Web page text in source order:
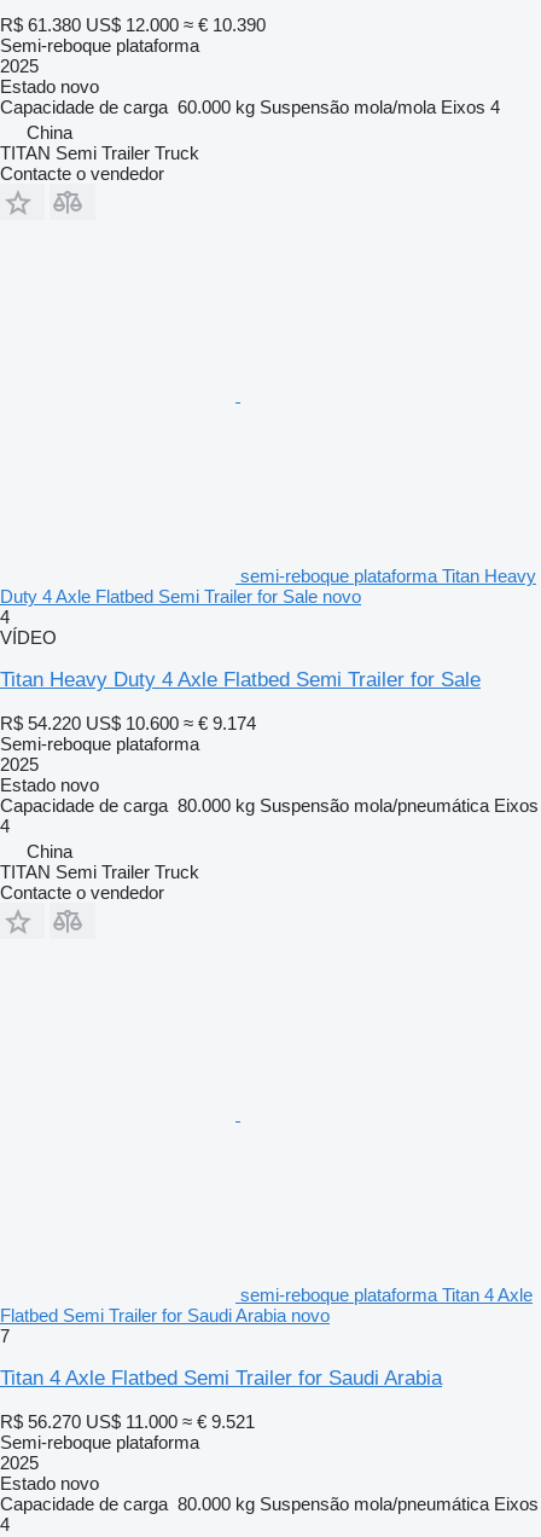
R$ 61.380 US$ 12.000 ≈ € 10.390
Semi-reboque plataforma
2025
Estado novo
Capacidade de carga 60.000 kg Suspensão mola/mola Eixos 4
China
TITAN Semi Trailer Truck
Contacte o vendedor
semi-reboque plataforma Titan Heavy
Duty 4 Axle Flatbed Semi Trailer for Sale novo
4
VÍDEO
Titan Heavy Duty 4 Axle Flatbed Semi Trailer for Sale
R$ 54.220 US$ 10.600 ≈ € 9.174
Semi-reboque plataforma
2025
Estado novo
Capacidade de carga 80.000 kg Suspensão mola/pneumática Eixos
4
China
TITAN Semi Trailer Truck
Contacte o vendedor
semi-reboque plataforma Titan 4 Axle
Flatbed Semi Trailer for Saudi Arabia novo
7
Titan 4 Axle Flatbed Semi Trailer for Saudi Arabia
R$ 56.270 US$ 11.000 ≈ € 9.521
Semi-reboque plataforma
2025
Estado novo
Capacidade de carga 80.000 kg Suspensão mola/pneumática Eixos
4